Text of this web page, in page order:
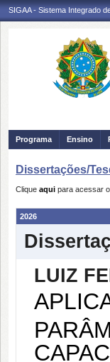
SIGAA - Sistema Integrado
Programa Ensino
Dissertações/
Clique aqui para acessar
2026
LUIZ